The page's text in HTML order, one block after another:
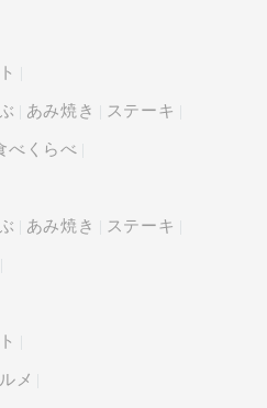
あみ焼き ステーキ
べくらべ
あみ焼き ステーキ
メ